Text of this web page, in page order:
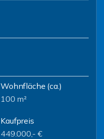
Wohnfläche (ca.)
100 m²
Kaufpreis
449.000,- €